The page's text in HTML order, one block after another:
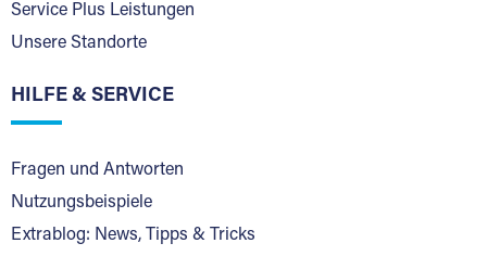
Service Plus Leistungen
Unsere Standorte
HILFE & SERVICE
Fragen und Antworten
Nutzungsbeispiele
Extrablog: News, Tipps & Tricks